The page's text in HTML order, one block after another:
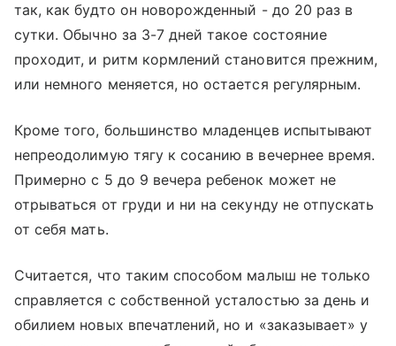
так, как будто он новорожденный - до 20 раз в
сутки. Обычно за 3-7 дней такое состояние
проходит, и ритм кормлений становится прежним,
или немного меняется, но остается регулярным.
Кроме того, большинство младенцев испытывают
непреодолимую тягу к сосанию в вечернее время.
Примерно с 5 до 9 вечера ребенок может не
отрываться от груди и ни на секунду не отпускать
от себя мать.
Считается, что таким способом малыш не только
справляется с собственной усталостью за день и
обилием новых впечатлений, но и «заказывает» у